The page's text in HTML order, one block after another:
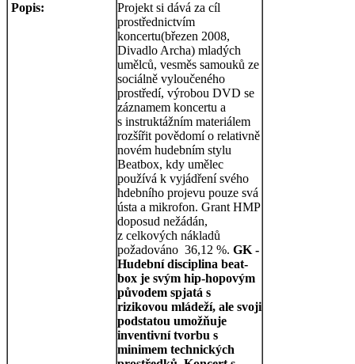
Popis:
Projekt si dává za cíl
prostřednictvím
koncertu(březen 2008,
Divadlo Archa) mladých
umělců, vesměs samouků ze
sociálně vyloučeného
prostředí, výrobou DVD se
záznamem koncertu a
s instruktážním materiálem
rozšířit povědomí o relativně
novém hudebním stylu
Beatbox, kdy umělec
používá k vyjádření svého
hdebního projevu pouze svá
ústa a mikrofon. Grant HMP
doposud nežádán,
z celkových nákladů
požadováno 36,12 %. GK -
Hudební disciplina beat-
box je svým hip-hopovým
původem spjatá s
rizikovou mládeží, ale svoji
podstatou umožňuje
inventivní tvorbu s
minimem technických